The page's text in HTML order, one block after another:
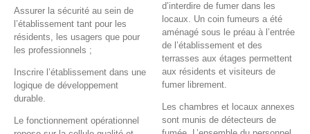
Assurer la sécurité au sein de
l’établissement tant pour les
résidents, les usagers que pour
les professionnels ;
Inscrire l’établissement dans une
logique de développement
durable.
Le fonctionnement opérationnel
d’interdire de fumer dans les
locaux. Un coin fumeurs a été
aménagé sous le préau à l’entrée
de l’établissement et des
terrasses aux étages permettent
aux résidents et visiteurs de
fumer librement.
Les chambres et locaux annexes
sont munis de détecteurs de